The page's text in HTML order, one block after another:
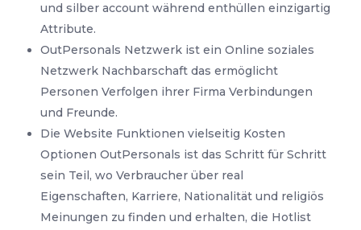
und silber account während enthüllen einzigartig
Attribute.
OutPersonals Netzwerk ist ein Online soziales
Netzwerk Nachbarschaft das ermöglicht
Personen Verfolgen ihrer Firma Verbindungen
und Freunde.
Die Website Funktionen vielseitig Kosten
Optionen OutPersonals ist das Schritt für Schritt
sein Teil, wo Verbraucher über real
Eigenschaften, Karriere, Nationalität und religiös
Meinungen zu finden und erhalten, die Hotlist